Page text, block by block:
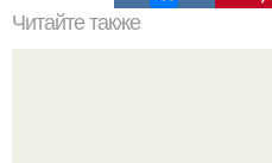
Читайте также